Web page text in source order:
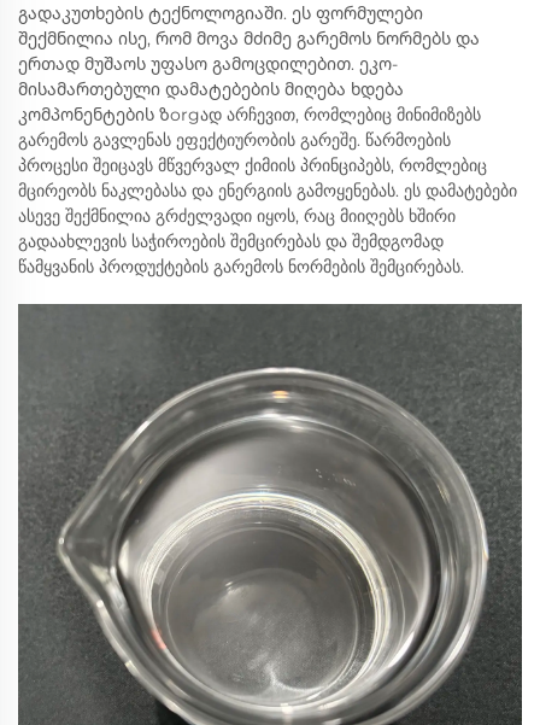
გადაკუთხების ტექნოლოგიაში. ეს ფორმულები
შექმნილია ისე, რომ მოვა მძიმე გარემოს ნორმებს და
ერთად მუშაოს უფასო გამოცდილებით. ეკო-
მისამართებული დამატებების მიღება ხდება
კომპონენტების ზorgად არჩევით, რომლებიც მინიმიზებს
გარემოს გავლენას ეფექტიურობის გარეშე. წარმოების
პროცესი შეიცავს მწვერვალ ქიმიის პრინციპებს, რომლებიც
მცირეობს ნაკლებასა და ენერგიის გამოყენებას. ეს დამატებები
ასევე შექმნილია გრძელვადი იყოს, რაც მიიღებს ხშირი
გადაახლევის საჭიროების შემცირებას და შემდგომად
წამყვანის პროდუქტების გარემოს ნორმების შემცირებას.